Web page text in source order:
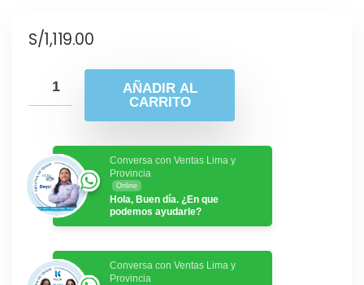
S/1,119.00
AÑADIR AL
CARRITO
Conversa con Ventas Lima y
Provincia
Online
Hola, Buen día. ¿En que
podemos ayudarle?
Conversa con Ventas Lima y
Provincia